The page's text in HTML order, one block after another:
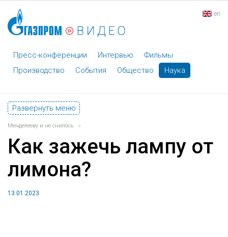
en
Пресс-конференции Интервью
Фильмы
Производство
События Общество Наука
Развернуть меню
Менделееву и не снилось ›
Как зажечь лампу от
лимона?
13.01.2023